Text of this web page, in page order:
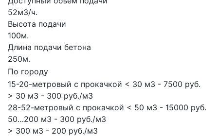
52м3/ч.
Высота подачи
100м.
Длина подачи бетона
250м.
По городу
15-20-метровый с прокачкой < 30 м3 - 7500 руб.
> 30 м3 - 300 руб./м3
28-52-метровый с прокачкой < 50 м3 - 15000 руб.
50…200 м3 - 300 руб./м3
> 300 м3 - 200 руб./м3